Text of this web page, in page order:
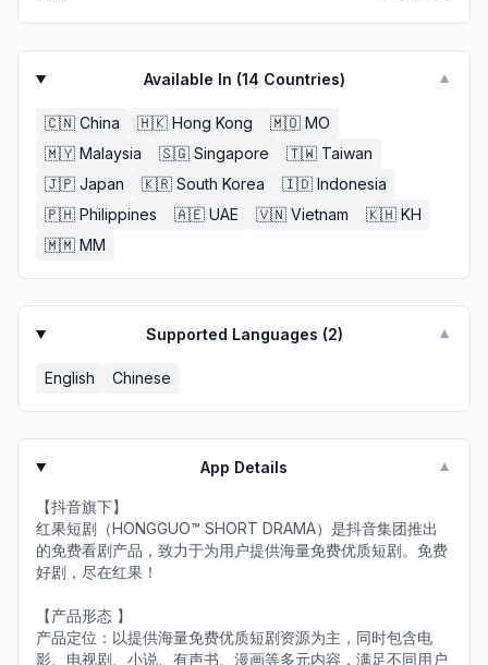
Available In (14 Countries) ▼
🇨🇳 China 🇭🇰 Hong Kong 🇲🇴 MO
🇲🇾 Malaysia 🇸🇬 Singapore 🇹🇼 Taiwan
🇯🇵 Japan 🇰🇷 South Korea 🇮🇩 Indonesia
🇵🇭 Philippines 🇦🇪 UAE 🇻🇳 Vietnam 🇰🇭 KH
🇲🇲 MM
Supported Languages (2) ▼
English Chinese
App Details ▼
【抖音旗下】
红果短剧（HONGGUO™ SHORT DRAMA）是抖音集团推出
的免费看剧产品，致力于为用户提供海量免费优质短剧。免费
好剧，尽在红果！
【产品形态 】
产品定位：以提供海量免费优质短剧资源为主，同时包含电
影、电视剧、小说、有声书、漫画等多元内容，满足不同用户